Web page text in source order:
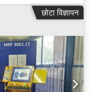
छोटा विज्ञापन